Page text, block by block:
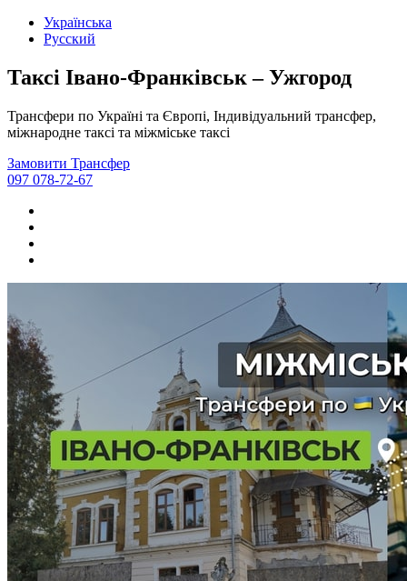
Українська
Русский
Таксі Івано-Франківськ – Ужгород
Трансфери по Україні та Європі, Індивідуальний трансфер,
міжнародне таксі та міжміське таксі
Замовити Трансфер
097 078-72-67